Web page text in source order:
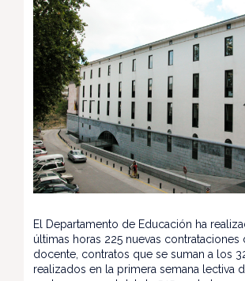
El Departamento de Educación ha
últimas horas 225 nuevas contrataciones
docente, contratos que se suman a los
realizados en la primera semana lectiva